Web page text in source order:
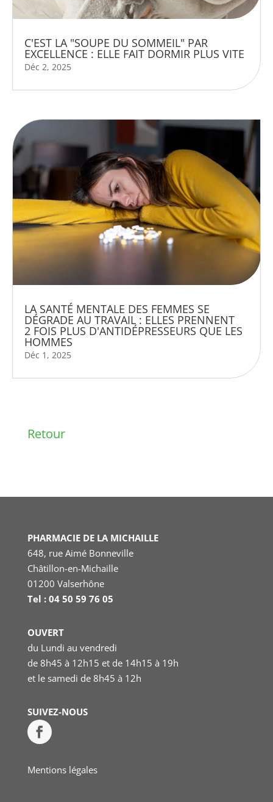
C'EST LA "SOUPE DU SOMMEIL" PAR
EXCELLENCE : ELLE FAIT DORMIR PLUS VITE
Déc 2, 2025
LA SANTÉ MENTALE DES FEMMES SE
DÉGRADE AU TRAVAIL : ELLES PRENNENT
2 FOIS PLUS D'ANTIDÉPRESSEURS QUE LES
HOMMES
Déc 1, 2025
Retour
PHARMACIE DE LA MICHAILLE
648, rue Aimé Bonneville
Châtillon-en-Michaille
01200 Valserhône
Tel : 04 50 59 76 05
OUVERT
du Lundi au vendredi
de 8h45 à 12h15 et de 14h15 à 19h
et le samedi de 8h45 à 12h
SUIVEZ-NOUS
Mentions légales